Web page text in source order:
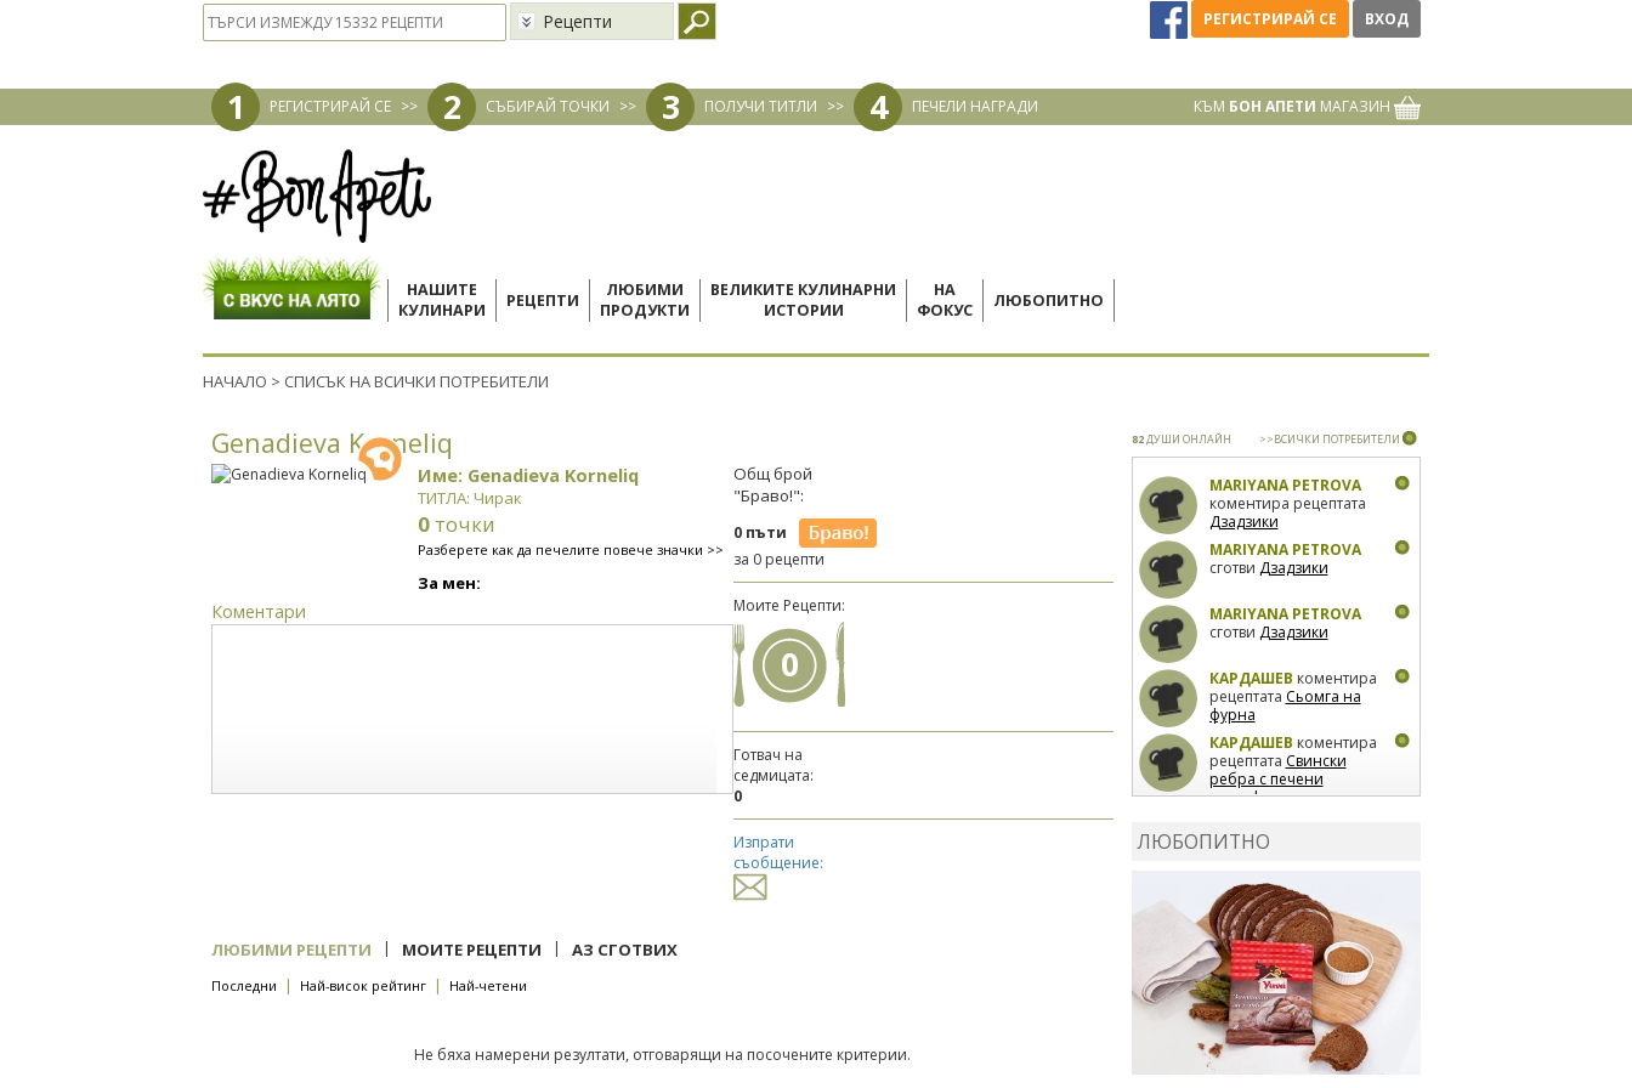
Рецепти РЕГИСТРИРАЙ СЕ ВХОД
1 РЕГИСТРИРАЙ СЕ >> 2 СЪБИРАЙ ТОЧКИ >> 3 ПОЛУЧИ ТИТЛИ >> 4 ПЕЧЕЛИ НАГРАДИ КЪМ БОН АПЕТИ МАГАЗИН
НАШИТЕ
КУЛИНАРИ
РЕЦЕПТИ
ЛЮБИМИ
ПРОДУКТИ
ВЕЛИКИТЕ КУЛИНАРНИ
ИСТОРИИ
НА
ФОКУС
ЛЮБОПИТНО
НАЧАЛО > СПИСЪК НА ВСИЧКИ ПОТРЕБИТЕЛИ
Genadieva Korneliq
Име: Genadieva Korneliq
ТИТЛА: Чирак
0 точки
Разберете как да печелите повече значки >>
За мен:
Коментари
Общ брой
"Браво!":
0 пъти
за 0 рецепти
Моите Рецепти:
0
Готвач на
седмицата:
0
Изпрати
съобщение:
ЛЮБИМИ РЕЦЕПТИ | МОИТЕ РЕЦЕПТИ | АЗ СГОТВИХ
Последни | Най-висок рейтинг | Най-четени
Не бяха намерени резултати, отговарящи на посочените критерии.
82ДУШИ ОНЛАЙН >>ВСИЧКИ ПОТРЕБИТЕЛИ
MARIYANA PETROVA
коментира рецептата
Дзадзики
MARIYANA PETROVA
сготви Дзадзики
MARIYANA PETROVA
сготви Дзадзики
КАРДАШЕВ коментира
рецептата Сьомга на
фурна
КАРДАШЕВ коментира
рецептата Свински
ребра с печени
картофи
лимон
коментира рецептата
Киноа със зеленчуци
ЛЮБОПИТНО